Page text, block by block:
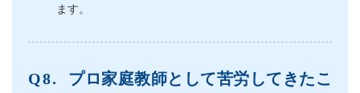
ます。
プロ家庭教師として苦労してきたこ